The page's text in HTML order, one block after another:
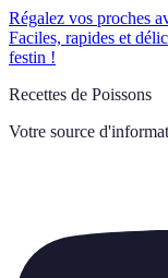
Régalez vos proches
Faciles, rapides et
festin !
Recettes de Poissons
Votre source